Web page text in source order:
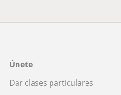
Únete
Dar clases particulares